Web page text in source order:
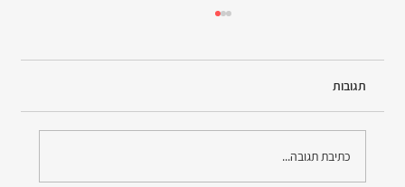
תגובות
כתיבת תגובה...